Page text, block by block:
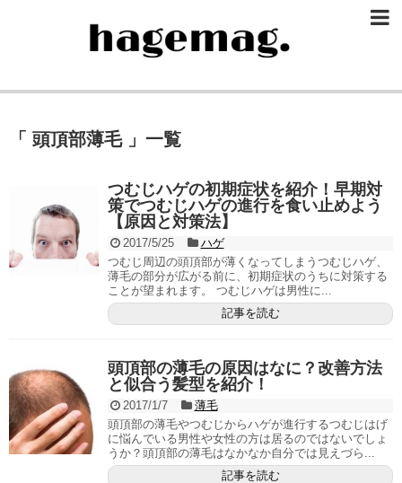
「 頭頂部薄毛 」一覧
つむじハゲの初期症状を紹介！早期対
策でつむじハゲの進行を食い止めよう
【原因と対策法】
2017/5/25
ハゲ
つむじ周辺の頭頂部が薄くなってしまうつむじハゲ、
薄毛の部分が広がる前に、初期症状のうちに対策する
ことが望まれます。 つむじハゲは男性に...
記事を読む
頭頂部の薄毛の原因はなに？改善方法
と似合う髪型を紹介！
2017/1/7
薄毛
頭頂部の薄毛やつむじからハゲが進行するつむじはげ
に悩んでいる男性や女性の方は居るのではないでしょ
うか？頭頂部の薄毛はなかなか自分では見えづら...
記事を読む